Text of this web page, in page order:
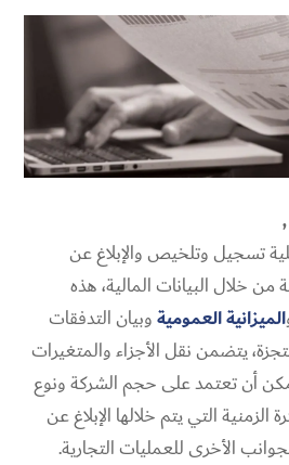
تسجيل وتلخيص والإبلاغ عن
من خلال البيانات المالية، هذه
الميزانية العموميةوبيان التدفقات
يتضمن نقل الأجزاء والمتغيرات
أن تعتمد على حجم الشركة ونوع
الزمنية التي يتم خلالها الإبلاغ عن
الأخرى للعمليات التجارية.